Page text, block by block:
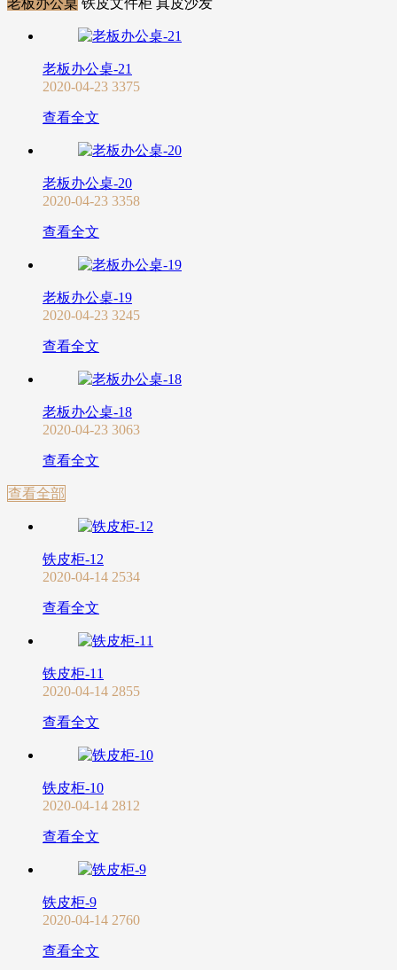
老板办公桌 铁皮文件柜 真皮沙发
老板办公桌-21
2020-04-23 3375
查看全文
老板办公桌-20
2020-04-23 3358
查看全文
老板办公桌-19
2020-04-23 3245
查看全文
老板办公桌-18
2020-04-23 3063
查看全文
查看全部
铁皮柜-12
2020-04-14 2534
查看全文
铁皮柜-11
2020-04-14 2855
查看全文
铁皮柜-10
2020-04-14 2812
查看全文
铁皮柜-9
2020-04-14 2760
查看全文